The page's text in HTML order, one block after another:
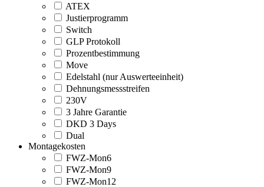
ATEX
Justierprogramm
Switch
GLP Protokoll
Prozentbestimmung
Move
Edelstahl (nur Auswerteeinheit)
Dehnungsmessstreifen
230V
3 Jahre Garantie
DKD 3 Days
Dual
Montagekosten
FWZ-Mon6
FWZ-Mon9
FWZ-Mon12